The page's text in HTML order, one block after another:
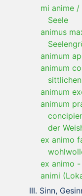
mi anime /
Seele
animus
animum
animum
animum
animum
der
ex animo
ex animo -
animi
Sinn,